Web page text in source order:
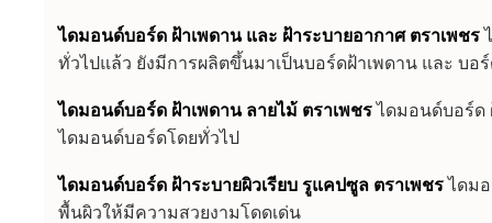
ไดมอนด์บอร์ด ฝ้าเพดาน และ ฝ้าระบายอากาศ ตราเพชร
ทั่วไปแล้ว ยังมีการผลิตขึ้นมาเป็นบอร์ดฝ้าเพดาน และ บอ
ไดมอนด์บอร์ด ฝ้าเพดาน ลายไม้ ตราเพชร ไดมอนด์บอร์ด
ไดมอนด์บอร์ดโดยทั่วไป
ไดมอนด์บอร์ด ฝ้าระบายผิวเรียบ รูแคปซูล ตราเพชร ไดม
พื้นผิวให้มีความสวยงามโดดเด่น